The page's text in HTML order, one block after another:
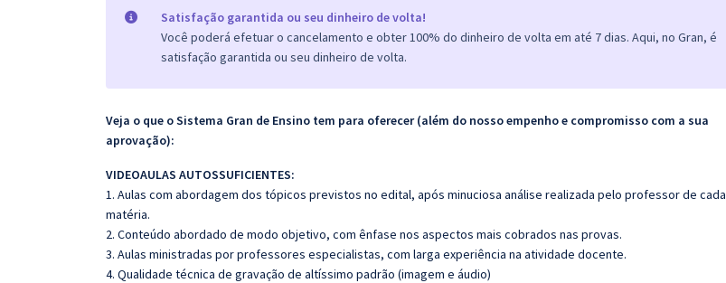
Satisfação garantida ou seu dinheiro de volta!
Você poderá efetuar o cancelamento e obter 100% do dinheiro de volta em até 7 dias. Aqui, no Gran, é
satisfação garantida ou seu dinheiro de volta.
Veja o que o Sistema Gran de Ensino tem para oferecer (além do nosso empenho e compromisso com a sua
aprovação):
VIDEOAULAS AUTOSSUFICIENTES:
1. Aulas com abordagem dos tópicos previstos no edital, após minuciosa análise realizada pelo professor de cada
matéria.
2. Conteúdo abordado de modo objetivo, com ênfase nos aspectos mais cobrados nas provas.
3. Aulas ministradas por professores especialistas, com larga experiência na atividade docente.
4. Qualidade técnica de gravação de altíssimo padrão (imagem e áudio)